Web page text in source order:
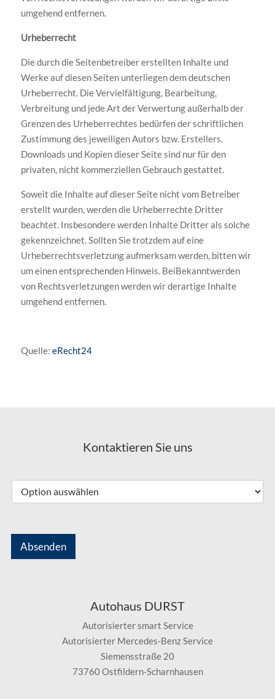
umgehend entfernen.
Urheberrecht
Die durch die Seitenbetreiber erstellten Inhalte und
Werke auf diesen Seiten unterliegen dem deutschen
Urheberrecht. Die Vervielfältigung, Bearbeitung,
Verbreitung und jede Art der Verwertung außerhalb der
Grenzen des Urheberrechtes bedürfen der schriftlichen
Zustimmung des jeweiligen Autors bzw. Erstellers.
Downloads und Kopien dieser Seite sind nur für den
privaten, nicht kommerziellen Gebrauch gestattet.
Soweit die Inhalte auf dieser Seite nicht vom Betreiber
erstellt wurden, werden die Urheberrechte Dritter
beachtet. Insbesondere werden Inhalte Dritter als solche
gekennzeichnet. Sollten Sie trotzdem auf eine
Urheberrechtsverletzung aufmerksam werden, bitten wir
um einen entsprechenden Hinweis. BeiBekanntwerden
von Rechtsverletzungen werden wir derartige Inhalte
umgehend entfernen.
Quelle: eRecht24
Kontaktieren Sie uns
Absenden
Autohaus DURST
Autorisierter smart Service
Autorisierter Mercedes-Benz Service
Siemensstraße 20
73760 Ostfildern-Scharnhausen